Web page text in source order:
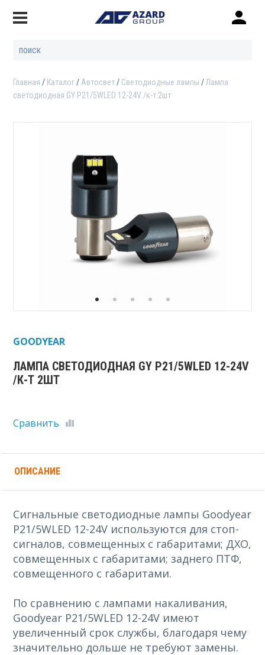
Главная Каталог Автосвет Светодиодные лампы
Лампа
светодиодная GY P21/5WLED 12-24V /к-т 2шт
ЛАМПА СВЕТОДИОДНАЯ GY P21/5WLED 12-24V
/К-Т 2ШТ
GOODYEAR
Сравнить
ОПИСАНИЕ
Сигнальные светодиодные лампы Goodyear
P21/5WLED 12-24V используются для стоп-
сигналов, совмещенных с габаритами; ДХО,
совмещенных с габаритами; заднего ПТФ,
совмещенного с габаритами.
По сравнению с лампами накаливания,
Goodyear P21/5WLED 12-24V имеют
увеличенный срок службы, благодаря чему
значительно дольше не требуют замены.